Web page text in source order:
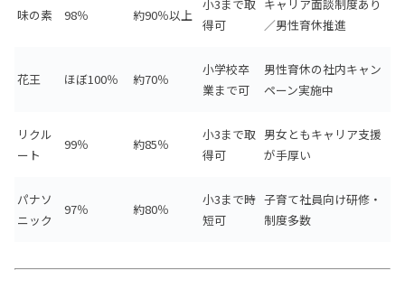
味の素 98％ 約90％以上
小3まで取
得可
キャリア面談制度あり
／男性育休推進
花王 ほぼ100％ 約70％
小学校卒
業まで可
男性育休の社内キャン
ペーン実施中
リクル
ート
99％ 約85％
小3まで取
得可
男女ともキャリア支援
が手厚い
パナソ
ニック
97％ 約80％
小3まで時
短可
子育て社員向け研修・
制度多数